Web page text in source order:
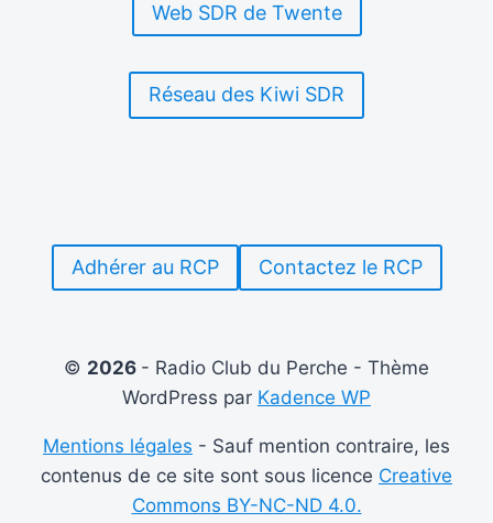
Web SDR de Twente
Réseau des Kiwi SDR
Adhérer au RCP Contactez le RCP
© 2026 - Radio Club du Perche - Thème
WordPress par Kadence WP
Mentions légales - Sauf mention contraire, les
contenus de ce site sont sous licence Creative
Commons BY-NC-ND 4.0.